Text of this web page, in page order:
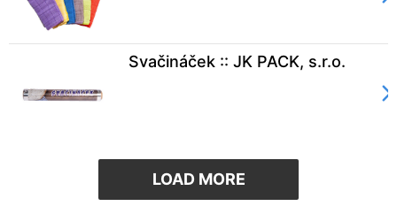
Svačináček :: JK PACK, s.r.o.
LOAD MORE